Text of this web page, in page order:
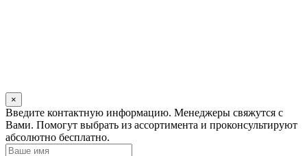
×
Оставьте
это
поле
пустым
Введите контактную информацию. Менеджеры свяжутся с
Вами. Помогут выбрать из ассортимента и проконсультируют
абсолютно бесплатно.